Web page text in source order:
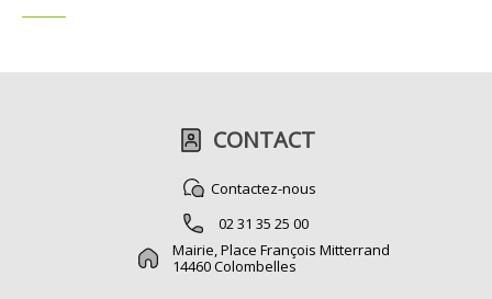
CONTACT
Contactez-nous
02 31 35 25 00
Mairie, Place François Mitterrand
14460 Colombelles